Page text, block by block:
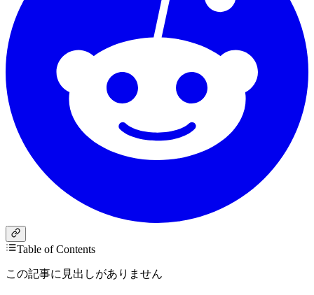
Table of Contents
この記事に見出しがありません